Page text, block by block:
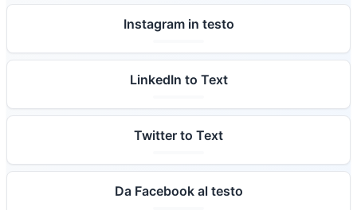
Instagram in testo
LinkedIn to Text
Twitter to Text
Da Facebook al testo